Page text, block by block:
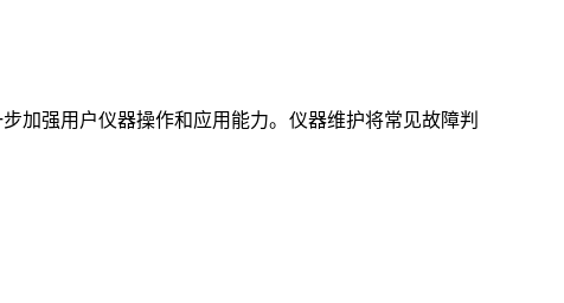
加强用户仪器操作和应用能力。仪器维护将常见故障判